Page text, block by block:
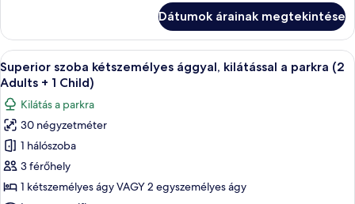
Adults)
további
részletei
Dátumok árainak megtekintése
A
következő
szoba
összes
képének
megtekintése:
Superior
szoba
Egy erkély, ahol asztal és székek
5
Superior szoba kétszemélyes ággyal, kilátással a parkra (2
Adults + 1 Child)
Kilátás a parkra
30 négyzetméter
1 hálószoba
3 férőhely
1 kétszemélyes ágy VAGY 2 egyszemélyes ágy